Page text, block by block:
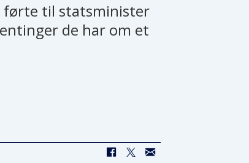
førte til statsminister
de har om et